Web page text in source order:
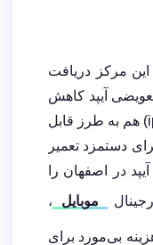
این مرکز دریافت
آیپد کاهش
می‌یابد و تخفیف ویژه‌ای هم برای مشتریان لحاظ می‌گردد. با کاهش هزینه قطعات، هزینه تعمیر آیپد (ipad) هم به طرز قابل
دستمزد تعمیر
در اصفهان را
موبایل ،
بی‌مورد برای